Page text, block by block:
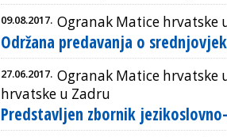
09.08.2017. Ogranak Matice hrvatske
Održana predavanja o
27.06.2017. Ogranak Matice hrvatske
hrvatske u Zadru
Predstavljen zbornik